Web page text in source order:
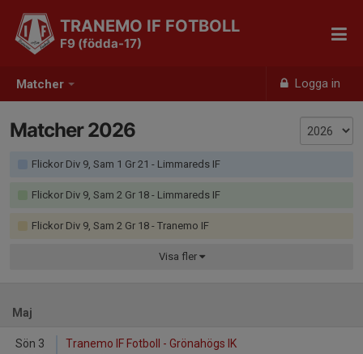
Matcher Logga in
TRANEMO IF FOTBOLL
F9 (födda-17)
Matcher 2026
Flickor Div 9, Sam 1 Gr 21 - Limmareds IF
Flickor Div 9, Sam 2 Gr 18 - Limmareds IF
Flickor Div 9, Sam 2 Gr 18 - Tranemo IF
Visa fler
Maj
Sön 3
Tranemo IF Fotboll - Grönahögs IK